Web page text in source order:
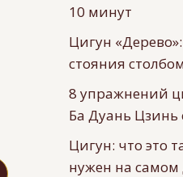
10 минут
Цигун
стояния
8 упражнений
Ба Дуань Цзинь
Цигун: что это
нужен на самом